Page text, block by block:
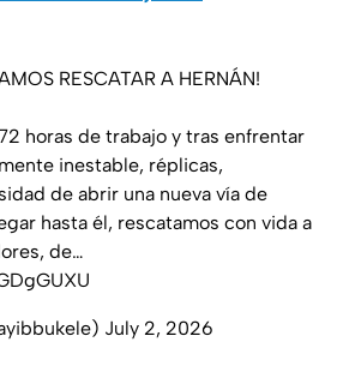
RESCATAR A HERNÁN!
horas de trabajo y tras enfrentar
inestable, réplicas,
de abrir una nueva vía de
hasta él, rescatamos con vida a
de…
July 2, 2026